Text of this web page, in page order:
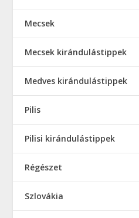
Mecsek
Mecsek kirándulástippek
Medves kirándulástippek
Pilis
Pilisi kirándulástippek
Régészet
Szlovákia